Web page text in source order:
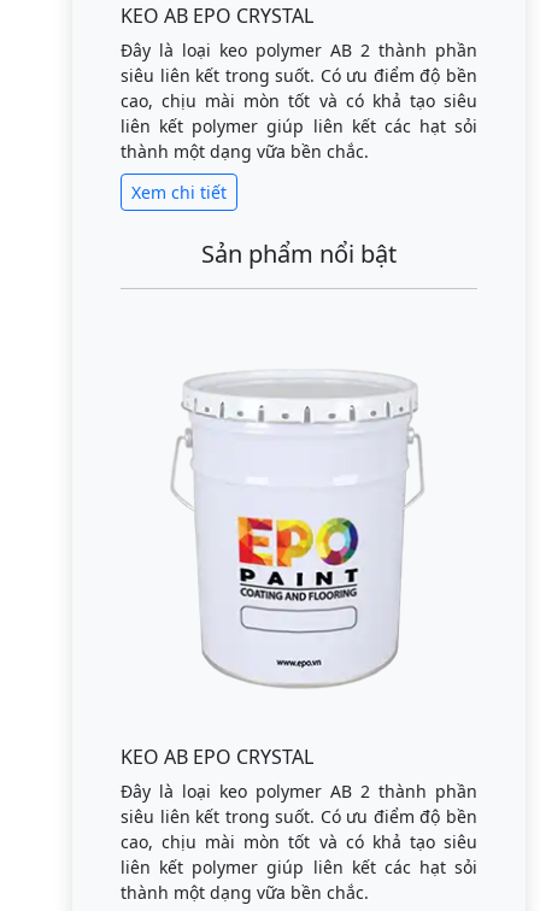
KEO AB EPO CRYSTAL
Đây là loại keo polymer AB 2 thành phần
siêu liên kết trong suốt. Có ưu điểm độ bền
cao, chịu mài mòn tốt và có khả tạo siêu
liên kết polymer giúp liên kết các hạt sỏi
thành một dạng vữa bền chắc.
Xem chi tiết
Sản phẩm nổi bật
KEO AB EPO CRYSTAL
Đây là loại keo polymer AB 2 thành phần
siêu liên kết trong suốt. Có ưu điểm độ bền
cao, chịu mài mòn tốt và có khả tạo siêu
liên kết polymer giúp liên kết các hạt sỏi
thành một dạng vữa bền chắc.